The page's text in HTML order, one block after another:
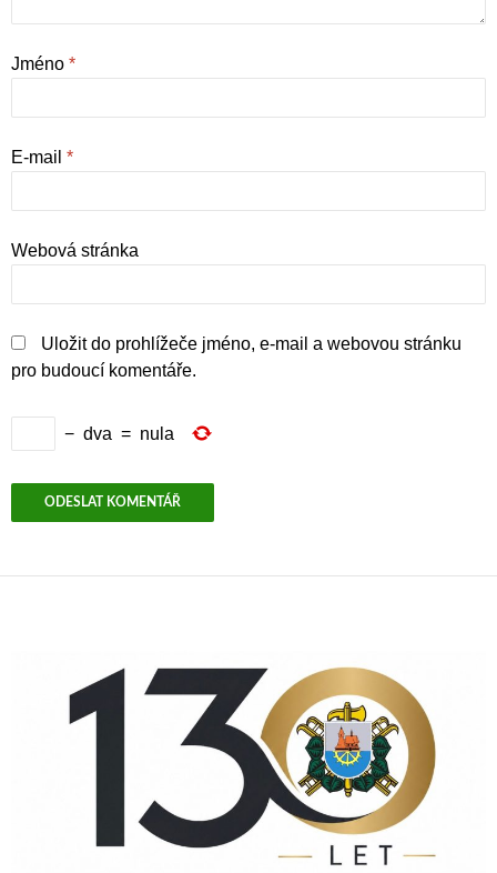
Jméno *
E-mail *
Webová stránka
Uložit do prohlížeče jméno, e-mail a webovou stránku
pro budoucí komentáře.
− dva = nula